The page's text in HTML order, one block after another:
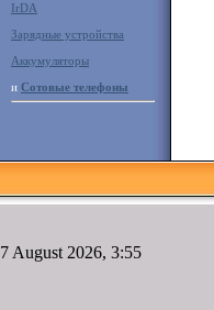
IrDA
Зарядные устройства
Аккумуляторы
и Сотовые телефоны
7 August 2026, 3:55